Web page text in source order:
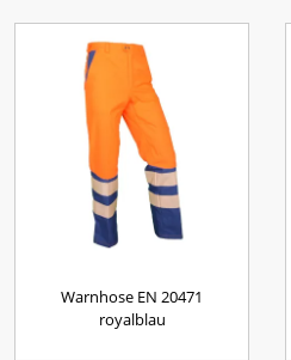
Warnhose EN 20471
royalblau